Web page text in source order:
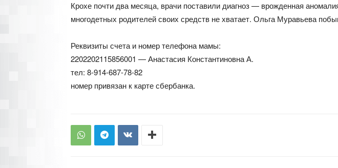
Крохе почти два месяца, врачи поставили диагноз — врожденная
многодетных родителей своих средств не хватает. Ольга Муравьева
Реквизиты счета и номер телефона мамы:
2202202115856001 — Анастасия Константиновна А.
тел: 8-914-687-78-82
номер привязан к карте сбербанка.